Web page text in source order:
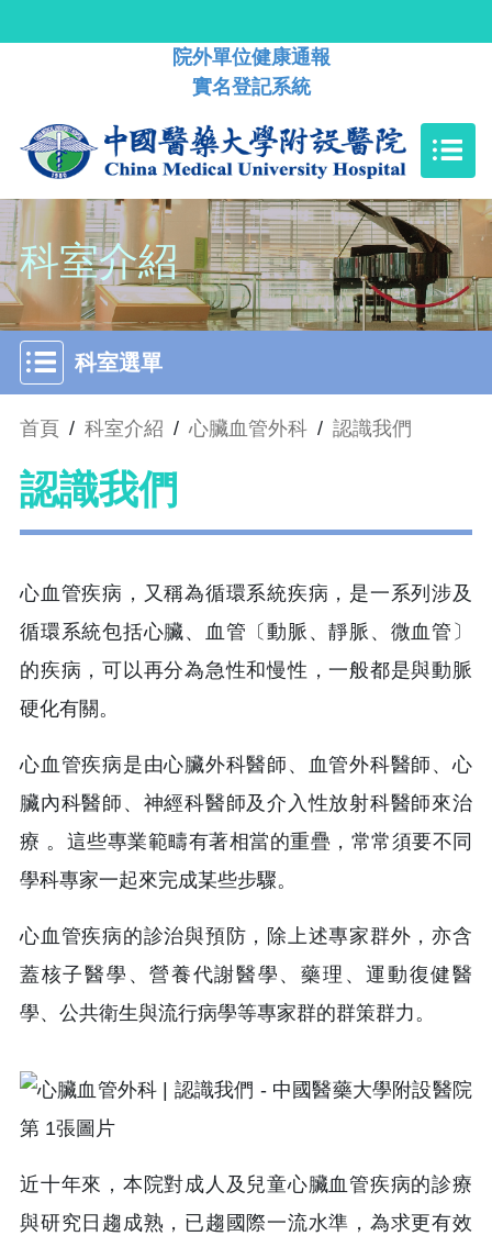
院外單位健康通報
實名登記系統
科室介紹
科室選單
首頁 / 科室介紹 / 心臟血管外科 / 認識我們
認識我們
心血管疾病，又稱為循環系統疾病，是一系列涉及
循環系統包括心臟、血管〔動脈、靜脈、微血管〕
的疾病，可以再分為急性和慢性，一般都是與動脈
硬化有關。
心血管疾病是由心臟外科醫師、血管外科醫師、心
臟內科醫師、神經科醫師及介入性放射科醫師來治
療 。這些專業範疇有著相當的重疊，常常須要不同
學科專家一起來完成某些步驟。
心血管疾病的診治與預防，除上述專家群外，亦含
蓋核子醫學、營養代謝醫學、藥理、運動復健醫
學、公共衛生與流行病學等專家群的群策群力。
近十年來，本院對成人及兒童心臟血管疾病的診療
與研究日趨成熟，已趨國際一流水準，為求更有效